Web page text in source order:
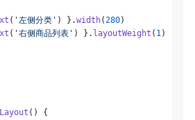
( '左侧分类' ) }.width(280)
( '右侧商品列表' ) }. layoutWeight ( 1)
() {